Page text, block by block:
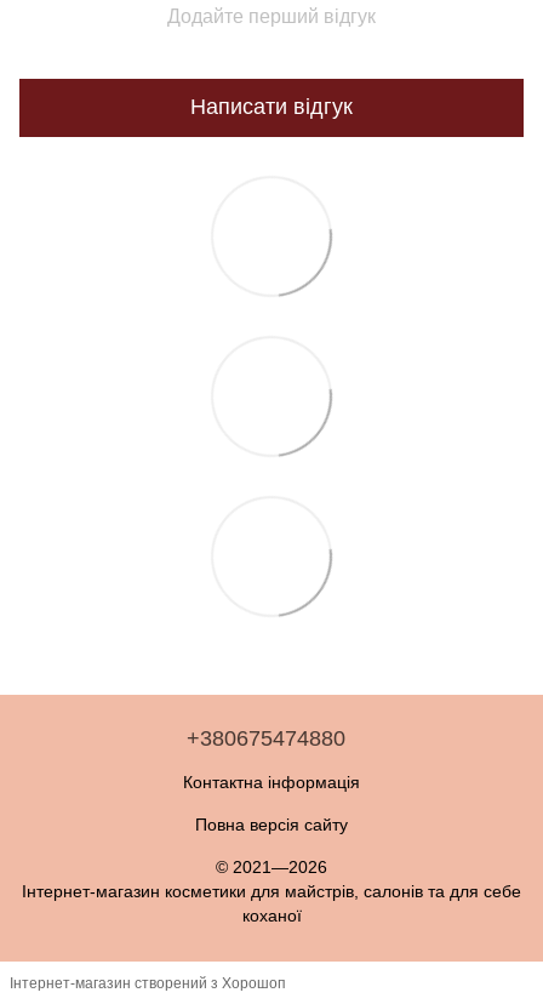
Додайте перший відгук
Написати відгук
+380675474880
Контактна інформація
Повна версія сайту
© 2021—2026
Інтернет-магазин косметики для майстрів, салонів та для себе
коханої
Інтернет-магазин створений з Хорошоп